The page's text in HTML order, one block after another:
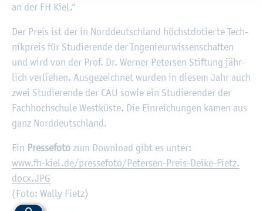
an der FH Kiel.“
Der Preis ist der in Nord­deutsch­land höchst­do­tier­te Tech­
nik­preis für Stu­die­ren­de der In­ge­nieur­wis­sen­schaf­ten
und wird von der Prof. Dr. Wer­ner Pe­ter­sen Stif­tung jähr­
lich ver­lie­hen. Aus­ge­zeich­net wur­den in die­sem Jahr auch
zwei Stu­die­ren­de der CAU sowie ein Stu­die­ren­der der
Fach­hoch­schu­le West­küs­te. Die Ein­rei­chun­gen kamen aus
ganz Nord­deutsch­land.
Ein Pres­se­fo­to zum Down­load gibt es unter:
www.​fh-​kiel.​de/​pressefoto/​Petersen-​Preis-​Deike-​Fietz.​
docx.​JPG
(Foto: Wally Fietz)